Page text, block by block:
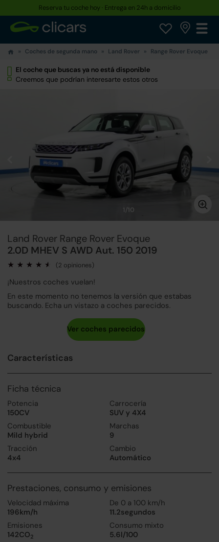
Reserva tu coche hoy · Entrega en 24h a domicilio
Coches de segunda mano Land Rover Range Rover Evoque
El coche que buscas ya no está disponible
Creemos que podrían interesarte estos otros
1/10
Land Rover Range Rover Evoque
2.0D MHEV S AWD Aut. 150 2019
(2 opiniones)
¡Nuestros coches vuelan!
En este momento no tenemos la versión que estabas
buscando. Echa un vistazo a coches parecidos.
Características
Ficha técnica
Potencia
150CV
Carrocería
SUV y 4X4
Combustible
Mild hybrid
Marchas
9
Tracción
4x4
Cambio
Automático
Prestaciones, consumo y emisiones
Velocidad máxima
196km/h
De 0 a 100 km/h
11.2segundos
Emisiones
142CO2
Consumo mixto
5.6l/100